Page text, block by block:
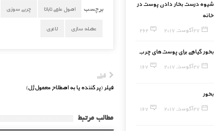
برچسب اصول علمی تاباتا چربی سوزی
عضله سازی لاغری
قبلی
فیلر (پر کننده یا به اصطلاح معمول ژل)
مطالب مرتبط
شیوه درست بخار دادن پوست در
خانه
27 آگوست, 2017 262
بخور گیاهی برای پوست‌های چرب
27 آگوست, 2017 167
بخور
27 آگوست, 2017 167